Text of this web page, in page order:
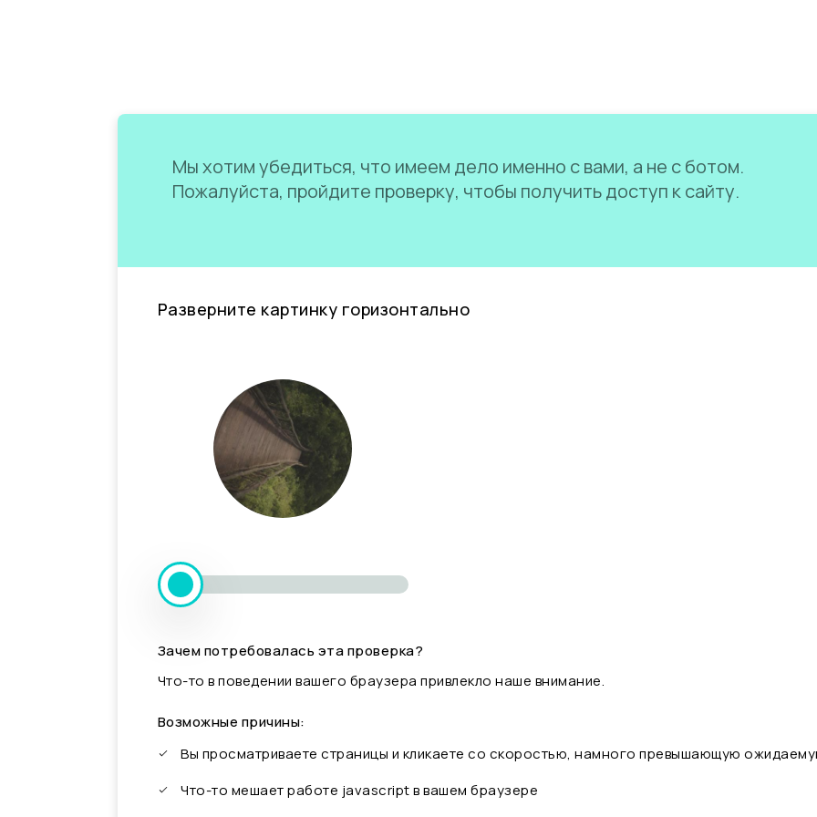
Мы хотим убедиться, что имеем дело именно с вами, а не с ботом.
Пожалуйста, пройдите проверку, чтобы получить доступ к сайту.
Разверните картинку горизонтально
Зачем потребовалась эта проверка?
Что-то в поведении вашего браузера привлекло наше внимание.
Возможные причины:
Вы просматриваете страницы и кликаете со скоростью, намного превышающую
Что-то мешает работе javascript в вашем браузере